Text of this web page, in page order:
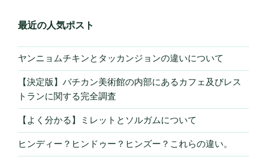
最近の人気ポスト
ヤンニョムチキンとタッカンジョンの違いについて
【決定版】バチカン美術館の内部にあるカフェ及びレス
トランに関する完全調査
【よく分かる】ミレットとソルガムについて
ヒンディー？ヒンドゥー？ヒンズー？これらの違い。